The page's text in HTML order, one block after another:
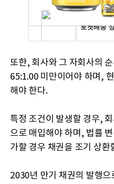
또한, 회사와 그 자회사의
65:1.00 미만이어야 하며,
해야 한다.
특정 조건이 발생할 경우,
으로 매입해야 하며, 법률
가할 경우 채권을 조기 상환
2030년 만기 채권의 발행